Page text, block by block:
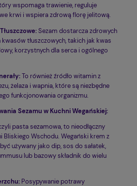
wspomaga trawienie, reguluje
krwi i wspiera zdrową florę jelitową.
Sezam dostarcza zdrowych
kwasów tłuszczowych, takich jak kwas
korzystnych dla serca i ogólnego
To również źródło witamin z
żelaza i wapnia, które są niezbędne
funkcjonowania organizmu.
Sezamu w Kuchni Wegańskiej:
pasta sezamowa, to nieodłączny
Bliskiego Wschodu. Wegański krem z
używany jako dip, sos do sałatek,
lub bazowy składnik do wielu
Posypywanie potrawy